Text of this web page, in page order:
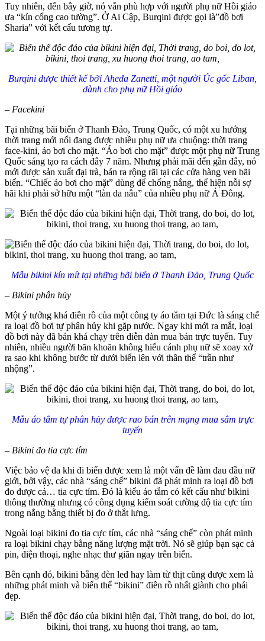
Tuy nhiên, đến bây giờ, nó vẫn phù hợp với người phụ nữ Hồi giáo
ưa “kín cổng cao tường”. Ở Ai Cập, Burqini được gọi là”đồ bơi
Sharia” với kết cấu tương tự.
Burqini được thiết kế bởi Aheda Zanetti, một người Úc gốc Liban,
dành cho phụ nữ Hồi giáo
– Facekini
Tại những bãi biển ở Thanh Đảo, Trung Quốc, có một xu hướng
thời trang mới nổi đang được nhiều phụ nữ ưa chuộng: thời trang
face-kini, áo bơi cho mặt. “Áo bơi cho mặt” được một phụ nữ Trung
Quốc sáng tạo ra cách đây 7 năm. Nhưng phải mãi đến gần đây, nó
mới được sản xuất đại trà, bán ra rộng rãi tại các cửa hàng ven bãi
biển. “Chiếc áo bơi cho mặt” dùng để chống nắng, thể hiện nỗi sợ
hãi khi phải sở hữu một “làn da nâu” của nhiều phụ nữ Á Đông.
Mẫu bikini kín mít tại những bãi biển ở Thanh Đảo, Trung Quốc
– Bikini phân hủy
Một ý tưởng khá điên rồ của một công ty áo tắm tại Đức là sáng chế
ra loại đồ bơi tự phân hủy khi gặp nước. Ngay khi mới ra mắt, loại
đồ bơi này đã bán khá chạy trên diễn đàn mua bán trực tuyến. Tuy
nhiên, nhiều người băn khoăn không hiểu cánh phụ nữ sẽ xoay xở
ra sao khi không bước từ dưới biển lên với thân thể “trần như
nhộng”.
Mẫu áo tắm tự phân hủy được rao bán trên mạng mua sắm trực
tuyến
– Bikini đo tia cực tím
Việc bảo vệ da khi đi biển được xem là một vấn đề làm đau đầu nữ
giới, bởi vậy, các nhà “sáng chế” bikini đã phát minh ra loại đồ bơi
đo được cả… tia cực tím. Đó là kiểu áo tắm có kết cấu như bikini
thông thường nhưng có công dụng kiểm soát cường độ tia cực tím
trong nắng bằng thiết bị đo ở thắt lưng.
Ngoài loại bikini đo tia cực tím, các nhà “sáng chế” còn phát minh
ra loại bikini chạy bằng năng lượng mặt trời. Nó sẽ giúp bạn sạc cả
pin, điện thoại, nghe nhạc thư giãn ngay trên biển.
Bên cạnh đó, bikini bằng đèn led hay làm từ thịt cũng được xem là
những phát minh và biến thể “bikini” điên rồ nhất giành cho phái
đẹp.